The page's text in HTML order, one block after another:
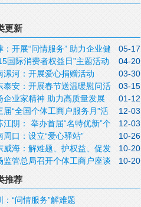
更新
05-17
：开展“问情服务” 助力企业健
展 04-20
国际消费者权益日”主题活动
纷呈 03-30
漯河：开展爱心捐赠活动
03-15
泰安：开展春节送温暖慰问活
01-12
企业家精神 助力高质量发展
地个私协会组织开展“10·18光彩服
活动
12-03
届“全国个体工商户服务月”活
彩纷呈 12-03
江阴： 举办首届“名特优新”个
商户展销会 10-26
周口：设立“爱心驿站”
10-20
威海：解难题、护权益、促发
10-20
监管总局召开个体工商户座谈
推荐
：“问情服务”解难题